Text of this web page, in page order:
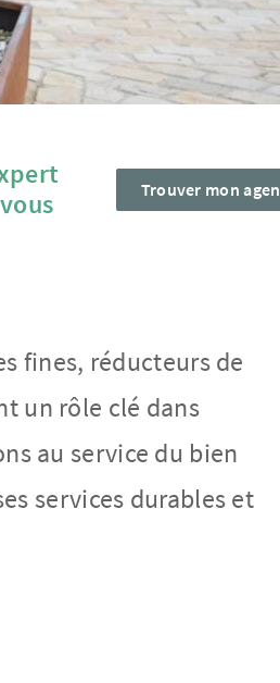
Trouver mon
fines, réducteurs de
un rôle clé dans
au service du bien
services durables et